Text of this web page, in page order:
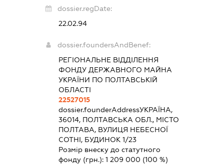
dossier.regDate:
22.02.94
dossier.foundersAndBenef:
РЕГІОНАЛЬНЕ ВІДДІЛЕННЯ
ФОНДУ ДЕРЖАВНОГО МАЙНА
УКРАЇНИ ПО ПОЛТАВСЬКІЙ
ОБЛАСТІ
22527015
dossier.founderAddressУКРАЇНА,
36014, ПОЛТАВСЬКА ОБЛ., МІСТО
ПОЛТАВА, ВУЛИЦЯ НЕБЕСНОЇ
СОТНІ, БУДИНОК 1/23
Розмір внеску до статутного
фонду (грн.):1 209 000 (100 %)